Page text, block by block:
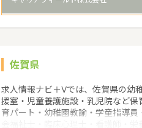
佐賀県
求人情報ナビ＋Vでは、佐賀県の幼
援室・児童養護施設・乳児院など
育パート・幼稚園教諭・学童指導